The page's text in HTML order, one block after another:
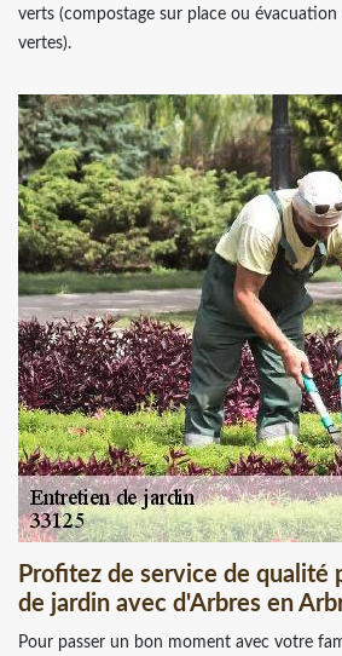
verts (compostage sur place ou évacuation
vertes).
Profitez de service de qualité
de jardin avec d'Arbres en
Pour passer un bon moment avec votre